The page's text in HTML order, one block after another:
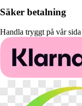
Säker betalning
Handla tryggt på vår sida